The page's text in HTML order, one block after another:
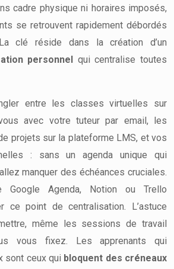
cadre physique ni horaires imposés,
se retrouvent rapidement débordés
clé réside dans la création d’un
personnel
qui centralise toutes
entre les classes virtuelles sur
avec votre tuteur par email, les
projets sur la plateforme LMS, et vos
: sans un agenda unique qui
manquer des échéances cruciales.
Google Agenda, Notion ou Trello
ce point de centralisation. L’astuce
même les sessions de travail
vous fixez. Les apprenants qui
sont ceux qui bloquent des créneaux